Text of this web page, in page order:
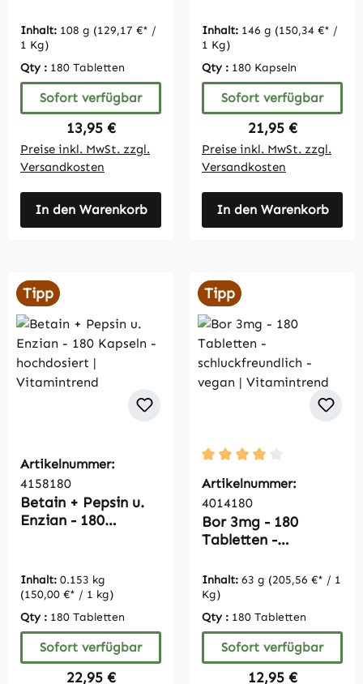
Inhalt: 108 g (129,17 €* /
1 Kg)
Qty : 180 Tabletten
Sofort verfügbar
Regulärer Preis:
13,95 €
Preise inkl. MwSt. zzgl.
Versandkosten
In den Warenkorb
Inhalt: 146 g (150,34 €* /
1 Kg)
Qty : 180 Kapseln
Sofort verfügbar
Regulärer Preis:
21,95 €
Preise inkl. MwSt. zzgl.
Versandkosten
In den Warenkorb
Tipp
Artikelnummer:
4158180
Betain + Pepsin u.
Enzian - 180
Vitamintrend
Inhalt: 0.153 kg
(150,00 €* / 1 kg)
Qty : 180 Tabletten
Sofort verfügbar
Regulärer Preis:
22,95 €
Tipp
Durchschnittliche
Artikelnummer:
4014180
Bor 3mg - 180
Tabletten -
vegan |
Vitamintrend
Inhalt: 63 g (205,56 €* / 1
Kg)
Qty : 180 Tabletten
Sofort verfügbar
Regulärer Preis:
12,95 €